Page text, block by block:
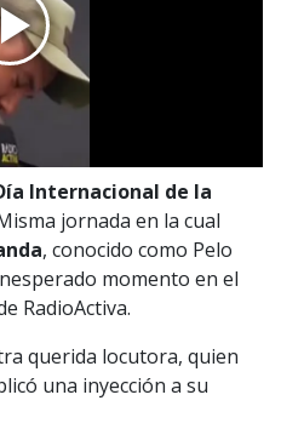
Internacional de la
jornada en la cual
, conocido como Pelo
momento en el
RadioActiva.
querida locutora, quien
una inyección a su